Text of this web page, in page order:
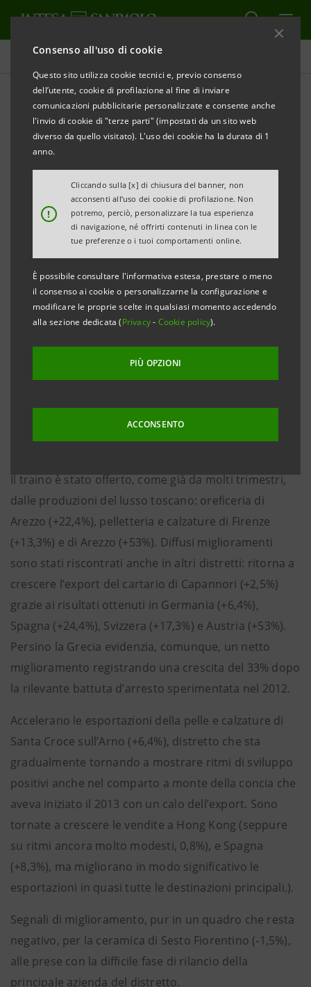
Consenso all'uso di cookie
Questo sito utilizza cookie tecnici e, previo consenso
dell’utente, cookie di profilazione al fine di inviare
comunicazioni pubblicitarie personalizzate e consente anche
l'invio di cookie di "terze parti" (impostati da un sito web
diverso da quello visitato). L'uso dei cookie ha la durata di 1
anno.
!
Cliccando sulla [x] di chiusura del banner, non
acconsenti all’uso dei cookie di profilazione. Non
potremo, perciò, personalizzare la tua esperienza
di navigazione, né offrirti contenuti in linea con le
tue preferenze o i tuoi comportamenti online.
È possibile consultare l'informativa estesa, prestare o meno
il consenso ai cookie o personalizzarne la configurazione e
modificare le proprie scelte in qualsiasi momento accedendo
alla sezione dedicata (Privacy- Cookie policy).
PIÙ OPZIONI
ACCONSENTO
Comunicati stampa
STAMPA AGGIORNA
COMUNICATO STAMPA
MONITOR DEI DISTRETTI DELLA TOSCANA
• Realizzato dal Servizio Studi e Ricerche di Intesa
Sanpaolo per Cassa di Risparmio di Pistoia e della
Lucchesia
• Dati al 30/09/2103
Pistoia, 27 gennaio 2014- Con un nuovo balzo in avanti
dell’11,3% nel terzo trimestre, il Made in Tuscany si
conferma uno dei principali motori della crescita delle
esportazioni distrettuali, registrando ancora una
volta performance migliori rispetto al manifatturiero
Il traino è stato offerto, come già da molti trimestri,
dalle produzioni del lusso toscano: oreficeria di
Arezzo (+22,4%), pelletteria e calzature di Firenze
(+13,3%) e di Arezzo (+53%). Diffusi miglioramenti
sono stati riscontrati anche in altri distretti: ritorna a
crescere l’export del cartario di Capannori (+2,5%)
grazie ai risultati ottenuti in Germania (+6,4%),
Spagna (+24,4%), Svizzera (+17,3%) e Austria (+53%).
Persino la Grecia evidenzia, comunque, un netto
miglioramento registrando una crescita del 33% dopo
la rilevante battuta d’arresto sperimentata nel 2012.
Accelerano le esportazioni della pelle e calzature di
Santa Croce sull’Arno (+6,4%), distretto che sta
gradualmente tornando a mostrare ritmi di sviluppo
positivi anche nel comparto a monte della concia che
aveva iniziato il 2013 con un calo dell’export. Sono
tornate a crescere le vendite a Hong Kong (seppure
su ritmi ancora molto modesti, 0,8%), e Spagna
(+8,3%), ma migliorano in modo significativo le
esportazioni in quasi tutte le destinazioni principali.).
Segnali di miglioramento, pur in un quadro che resta
negativo, per la ceramica di Sesto Fiorentino (-1,5%),
alle prese con la difficile fase di rilancio della
principale azienda del distretto.